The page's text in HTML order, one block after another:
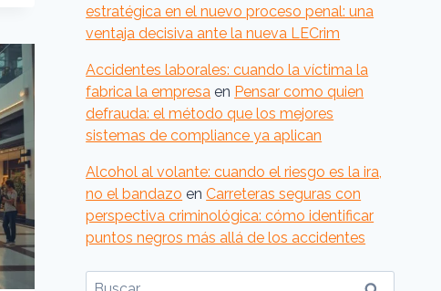
estratégica en el nuevo proceso penal: una
ventaja decisiva ante la nueva LECrim
Accidentes laborales: cuando la víctima la
fabrica la empresa en Pensar como quien
defrauda: el método que los mejores
sistemas de compliance ya aplican
Alcohol al volante: cuando el riesgo es la ira,
no el bandazo enCarreteras seguras con
perspectiva criminológica: cómo identificar
puntos negros más allá de los accidentes
Buscar: